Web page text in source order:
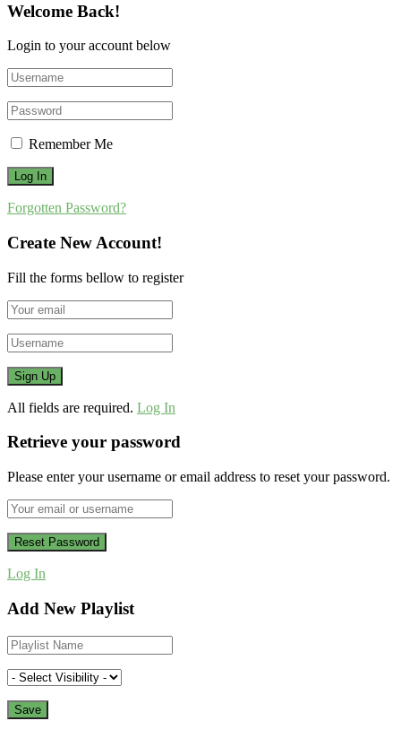
Welcome Back!
Login to your account below
Remember Me
Forgotten Password?
Create New Account!
Fill the forms bellow to register
All fields are required. Log In
Retrieve your password
Please enter your username or email address to reset your password.
Log In
Add New Playlist